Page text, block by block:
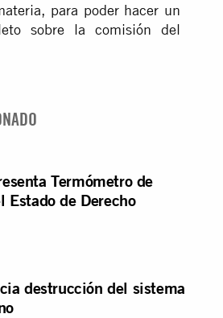
para poder hacer un
sobre la comisión del
Termómetro de
Estado de Derecho
destrucción del sistema